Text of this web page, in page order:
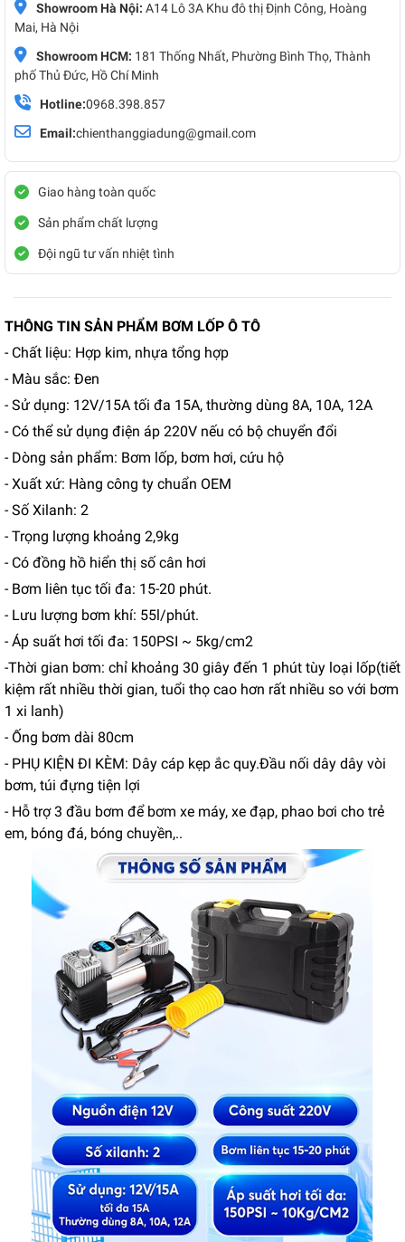
Showroom Hà Nội: A14 Lô 3A Khu đô thị Định Công, Hoàng
Mai, Hà Nội
Showroom HCM: 181 Thống Nhất, Phường Bình Thọ, Thành
phố Thủ Đức, Hồ Chí Minh
Hotline:0968.398.857
Email:chienthanggiadung@gmail.com
Giao hàng toàn quốc
Sản phẩm chất lượng
Đội ngũ tư vấn nhiệt tình
THÔNG TIN SẢN PHẨM BƠM LỐP Ô TÔ
- Chất liệu: Hợp kim, nhựa tổng hợp
- Màu sắc: Đen
- Sử dụng: 12V/15A tối đa 15A, thường dùng 8A, 10A, 12A
- Có thể sử dụng điện áp 220V nếu có bộ chuyển đổi
- Dòng sản phẩm: Bơm lốp, bơm hơi, cứu hộ
- Xuất xứ: Hàng công ty chuẩn OEM
- Số Xilanh: 2
- Trọng lượng khoảng 2,9kg
- Có đồng hồ hiển thị số cân hơi
- Bơm liên tục tối đa: 15-20 phút.
- Lưu lượng bơm khí: 55l/phút.
- Áp suất hơi tối đa: 150PSI ~ 5kg/cm2
-Thời gian bơm: chỉ khoảng 30 giây đến 1 phút tùy loại lốp(tiết
kiệm rất nhiều thời gian, tuổi thọ cao hơn rất nhiều so với bơm
1 xi lanh)
- Ống bơm dài 80cm
- PHỤ KIỆN ĐI KÈM: Dây cáp kẹp ắc quy.Đầu nối dây dây vòi
bơm, túi đựng tiện lợi
- Hỗ trợ 3 đầu bơm để bơm xe máy, xe đạp, phao bơi cho trẻ
em, bóng đá, bóng chuyền,..